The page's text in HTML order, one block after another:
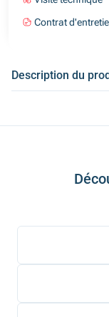
Contrat
Description du